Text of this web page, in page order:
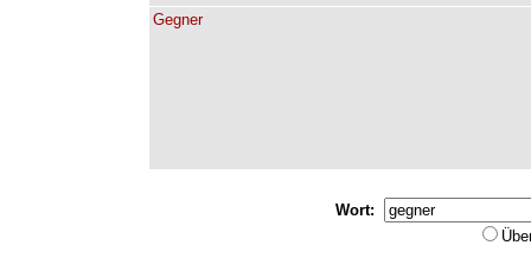
Gegner
Wort: